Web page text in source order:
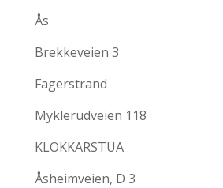
Ås
Brekkeveien 3
Fagerstrand
Myklerudveien 118
KLOKKARSTUA
Åsheimveien, D 3